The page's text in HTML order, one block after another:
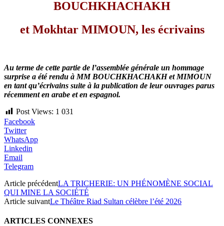
BOUCHKHACHAKH
et Mokhtar MIMOUN, les écrivains
Au terme de cette partie de l’assemblée générale un hommage
surprise a été rendu à MM BOUCHKHACHAKH et MIMOUN
en tant qu’écrivains suite à la publication de leur ouvrages parus
récemment en arabe et en espagnol.
Post Views: 1 031
Facebook
Twitter
WhatsApp
Linkedin
Email
Telegram
Article précédentLA TRICHERIE: UN PHÉNOMÈNE SOCIAL
QUI MINE LA SOCIÉTÉ
Article suivantLe Théâtre Riad Sultan célèbre l’été 2026
ARTICLES CONNEXES